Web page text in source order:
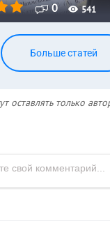
0 541
Больше статей
оставлять только